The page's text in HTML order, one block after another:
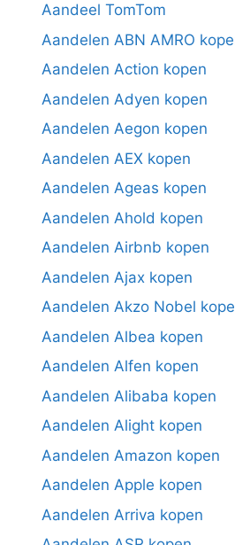
Aandeel TomTom
Aandelen ABN AMRO
Aandelen Action kopen
Aandelen Adyen kopen
Aandelen Aegon kopen
Aandelen AEX kopen
Aandelen Ageas kopen
Aandelen Ahold kopen
Aandelen Airbnb kopen
Aandelen Ajax kopen
Aandelen Akzo Nobel
Aandelen Albea kopen
Aandelen Alfen kopen
Aandelen Alibaba kopen
Aandelen Alight kopen
Aandelen Amazon kopen
Aandelen Apple kopen
Aandelen Arriva kopen